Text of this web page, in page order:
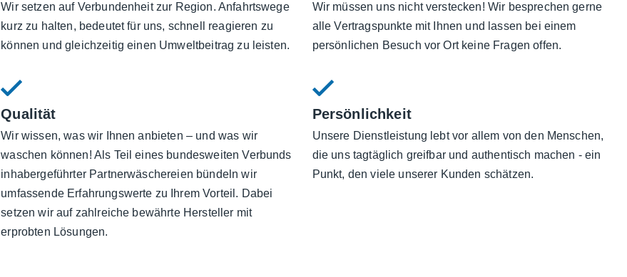
Wir setzen auf Verbundenheit zur Region. Anfahrtswege
kurz zu halten, bedeutet für uns, schnell reagieren zu
können und gleichzeitig einen Umweltbeitrag zu leisten.
Wir müssen uns nicht verstecken! Wir besprechen gerne
alle Vertragspunkte mit Ihnen und lassen bei einem
persönlichen Besuch vor Ort keine Fragen offen.
Qualität
Wir wissen, was wir Ihnen anbieten – und was wir
waschen können! Als Teil eines bundesweiten Verbunds
inhabergeführter Partnerwäschereien bündeln wir
umfassende Erfahrungswerte zu Ihrem Vorteil. Dabei
setzen wir auf zahlreiche bewährte Hersteller mit
erprobten Lösungen.
Persönlichkeit
Unsere Dienstleistung lebt vor allem von den Menschen,
die uns tagtäglich greifbar und authentisch machen - ein
Punkt, den viele unserer Kunden schätzen.